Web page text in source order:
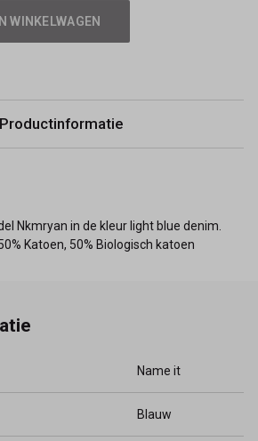
WINKELWAGEN
Productinformatie
Nkmryan in de kleur light blue denim.
Katoen, 50% Biologisch katoen
Name it
Blauw